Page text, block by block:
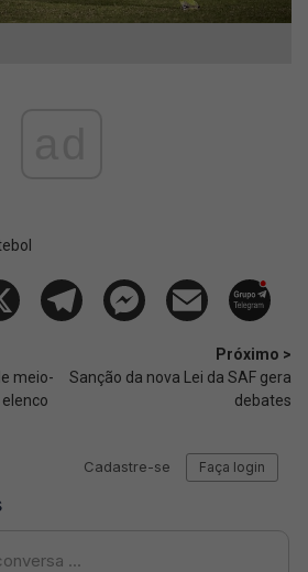
meio-
Próximo >
Sanção da nova Lei da SAF gera
debates